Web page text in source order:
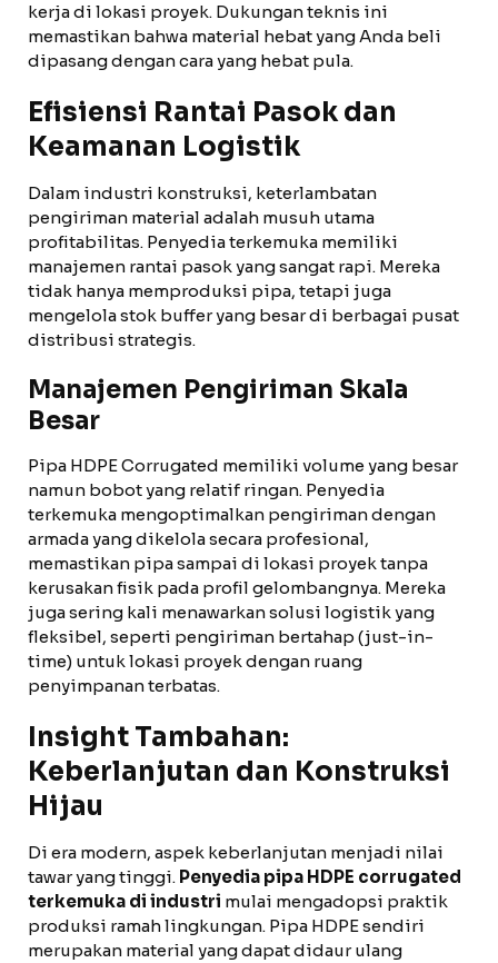
kerja di lokasi proyek. Dukungan teknis ini
memastikan bahwa material hebat yang Anda beli
dipasang dengan cara yang hebat pula.
Efisiensi Rantai Pasok dan
Keamanan Logistik
Dalam industri konstruksi, keterlambatan
pengiriman material adalah musuh utama
profitabilitas. Penyedia terkemuka memiliki
manajemen rantai pasok yang sangat rapi. Mereka
tidak hanya memproduksi pipa, tetapi juga
mengelola stok buffer yang besar di berbagai pusat
distribusi strategis.
Manajemen Pengiriman Skala
Besar
Pipa HDPE Corrugated memiliki volume yang besar
namun bobot yang relatif ringan. Penyedia
terkemuka mengoptimalkan pengiriman dengan
armada yang dikelola secara profesional,
memastikan pipa sampai di lokasi proyek tanpa
kerusakan fisik pada profil gelombangnya. Mereka
juga sering kali menawarkan solusi logistik yang
fleksibel, seperti pengiriman bertahap (just-in-
time) untuk lokasi proyek dengan ruang
penyimpanan terbatas.
Insight Tambahan:
Keberlanjutan dan Konstruksi
Hijau
Di era modern, aspek keberlanjutan menjadi nilai
tawar yang tinggi. Penyedia pipa HDPE corrugated
terkemuka di industri mulai mengadopsi praktik
produksi ramah lingkungan. Pipa HDPE sendiri
merupakan material yang dapat didaur ulang